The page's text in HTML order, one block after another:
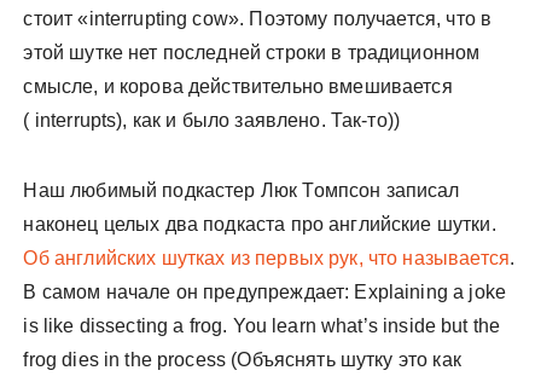
стоит «interrupting cow». Поэтому получается, что в
этой шутке нет последней строки в традиционном
смысле, и корова действительно вмешивается
( interrupts), как и было заявлено. Так-то))
Наш любимый подкастер Люк Томпсон записал
наконец целых два подкаста про английские шутки.
Об английских шутках из первых рук, что называется.
В самом начале он предупреждает: Explaining a joke
is like dissecting a frog. You learn what’s inside but the
frog dies in the process (Объяснять шутку это как